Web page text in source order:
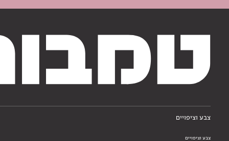
צבע וציפויים
צבע וציפויים